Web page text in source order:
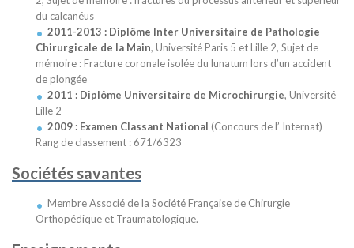
du calcanéus
2011-2013 : Diplôme Inter Universitaire de Pathologie
Chirurgicale de la Main, Université Paris 5 et Lille 2, Sujet de
mémoire : Fracture coronale isolée du lunatum lors d’un accident
de plongée
2011 : Diplôme Universitaire de Microchirurgie, Université
Lille 2
2009 : Examen Classant National (Concours de l’ Internat)
Rang de classement : 671/6323
Sociétés savantes
Membre Associé de la Société Française de Chirurgie
Orthopédique et Traumatologique.